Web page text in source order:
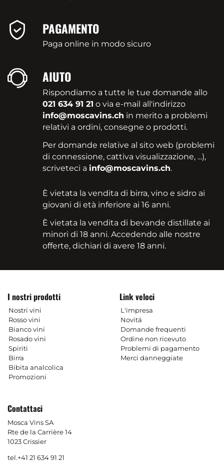
PAGAMENTO
Paga online in modo sicuro
AIUTO
Rispondiamo a tutte le tue domande allo
021 634 91 21 o via e-mail all'indirizzo
info@moscavins.ch in merito a problemi
relativi a ordini, consegne o prodotti.
Per domande relative al sito web (problemi
di connessione, cattiva visualizzazione, ...),
scriveteci a info@moscavins.ch.
È vietata la vendita di birra, vino e sidro ai
giovani di età inferiore ai 16 anni.
È vietata la vendita di bevande distillate ai
minori di 18 anni. Accedendo alle nostre
offerte, dichiari di avere 18 anni.
I nostri prodotti
Nostri vini
Rosso vini
Bianco vini
Rosado vini
Spiriti
Birra
Bibita analcolica
Promozioni
Link veloci
L'impresa
Novitá
Domande frequenti
Ordine non ricevuto
Problemi di pagamento
Merci danneggiate
Contattaci
Mosca Vins SA
Rte de la Carrière 14
1023 Crissier
tel.+41 21 634 91 21